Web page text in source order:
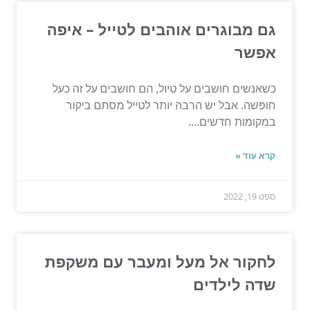
גם מבוגרים אוהבים לטייל – איפה
אפשר
כשאנשים חושבים על טיול, הם חושבים על זה כעל
חופשה. אבל יש הרבה יותר לטייל מסתם ביקור
במקומות חדשים....
קרא עוד »
ספט 19, 2022
לחקור אל מעל ומעבר עם משקפת
שדה לילדים